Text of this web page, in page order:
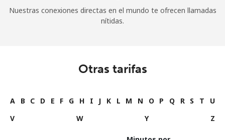
Nuestras conexiones directas en el mundo te ofrecen llamadas
nítidas.
Otras tarifas
A B C D E F G H I J K L M N O P Q R S T
U
V
W Y Z